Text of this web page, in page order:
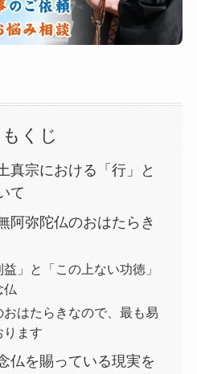
もくじ
真宗における「行」と
て
阿弥陀仏のおはたらき
益」と「この上ない功徳」
仏
おはたらきなので、最も易
ります
仏を賜っている現実を